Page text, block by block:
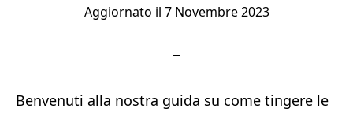
Aggiornato il 7 Novembre 2023
Benvenuti alla nostra guida su come tingere le